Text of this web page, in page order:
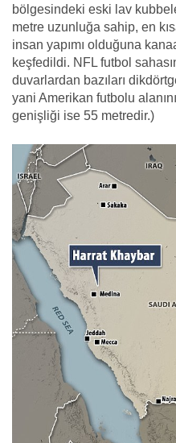
bölgesindeki eski lav
metre uzunluğa sahip, en
insan yapımı olduğuna
keşfedildi. NFL futbol
duvarlardan bazıları
yani Amerikan futbolu
genişliği ise 55 metredir.)